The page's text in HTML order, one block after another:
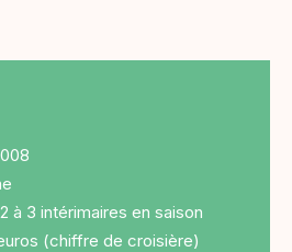
à 3 intérimaires en saison
(chiffre de croisière)